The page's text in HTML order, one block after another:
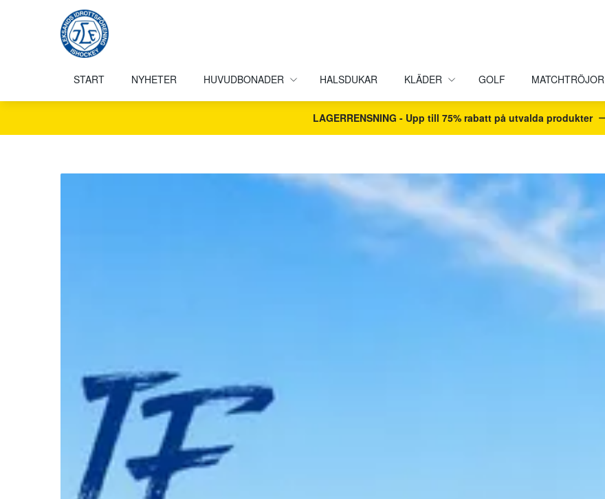
START NYHETER HUVUDBONADER HALSDUKAR KLÄDER GOLF MATCHTRÖJOR
LAGERRENSNING - Upp till 75% rabatt på utvalda produkter